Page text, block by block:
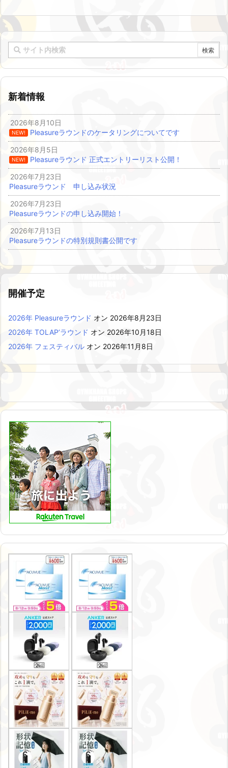
新着情報
2026年8月10日
NEW!
Pleasureラウンドのケータリングについてです
2026年8月5日
NEW!
Pleasureラウンド 正式エントリーリスト公開！
2026年7月23日
Pleasureラウンド 申し込み状況
2026年7月23日
Pleasureラウンドの申し込み開始！
2026年7月13日
Pleasureラウンドの特別規則書公開です
開催予定
2026年 Pleasureラウンド オン 2026年8月23日
2026年 TOLAP’ラウンド オン 2026年10月18日
2026年 フェスティバル オン 2026年11月8日